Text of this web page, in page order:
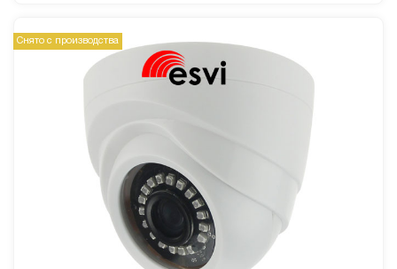
Снято с производства